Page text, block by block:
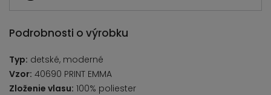
Podrobnosti o výrobku
Typ: detské, moderné
Vzor: 40690 PRINT EMMA
Zloženie vlasu: 100% poliester